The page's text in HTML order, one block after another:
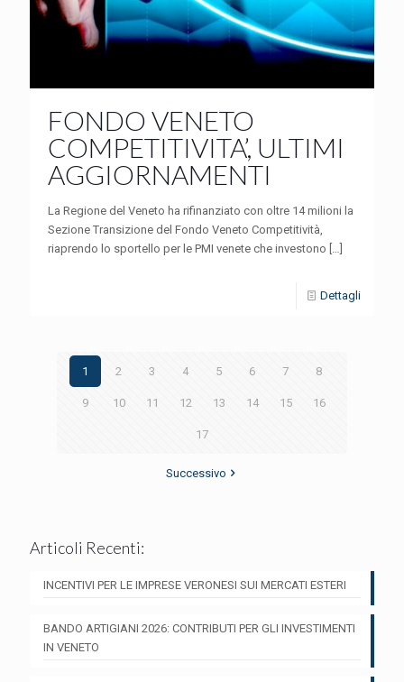
FONDO VENETO
COMPETITIVITA’, ULTIMI
AGGIORNAMENTI
La Regione del Veneto ha rifinanziato con oltre 14 milioni la
Sezione Transizione del Fondo Veneto Competitività,
riaprendo lo sportello per le PMI venete che investono […]
Dettagli
1 2 3 4 5 6 7 8
9 10 11 12 13 14 15 16
17
Successivo
Articoli Recenti:
INCENTIVI PER LE IMPRESE VERONESI SUI MERCATI ESTERI
BANDO ARTIGIANI 2026: CONTRIBUTI PER GLI INVESTIMENTI
IN VENETO